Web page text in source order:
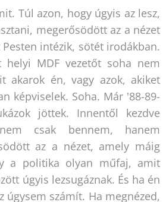
Túl azon, hogy úgyis az lesz,
megerősödött az a nézet
intézik, sötét irodákban.
MDF vezetőt soha nem
akarok én, vagy azok, akiket
képviselek. Soha. Már '88-89-
jöttek. Innentől kezdve
csak bennem, hanem
az a nézet, amely máig
a politika olyan műfaj, amit
úgyis lezsugáznak. És ha én
úgysem számít. Ha megnézed,